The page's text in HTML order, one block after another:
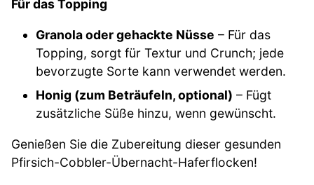
Für das Topping
Granola oder gehackte Nüsse – Für das
Topping, sorgt für Textur und Crunch; jede
bevorzugte Sorte kann verwendet werden.
Honig (zum Beträufeln, optional) – Fügt
zusätzliche Süße hinzu, wenn gewünscht.
Genießen Sie die Zubereitung dieser gesunden
Pfirsich-Cobbler-Übernacht-Haferflocken!